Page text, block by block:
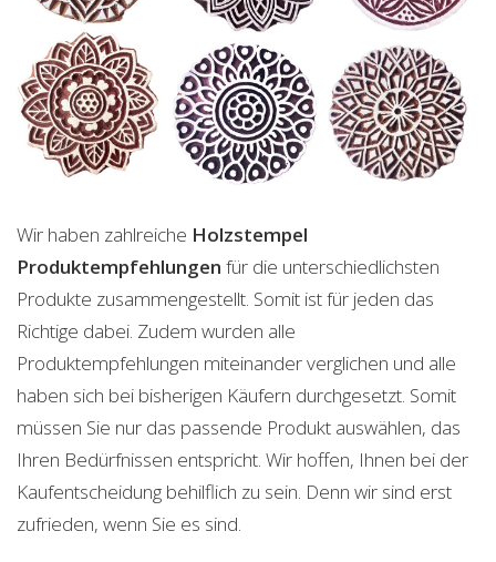
Wir haben zahlreiche Holzstempel
Produktempfehlungen für die unterschiedlichsten
Produkte zusammengestellt. Somit ist für jeden das
Richtige dabei. Zudem wurden alle
Produktempfehlungen miteinander verglichen und alle
haben sich bei bisherigen Käufern durchgesetzt. Somit
müssen Sie nur das passende Produkt auswählen, das
Ihren Bedürfnissen entspricht. Wir hoffen, Ihnen bei der
Kaufentscheidung behilflich zu sein. Denn wir sind erst
zufrieden, wenn Sie es sind.